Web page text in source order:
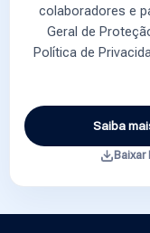
colaboradores e
Geral de
Política de
Saiba